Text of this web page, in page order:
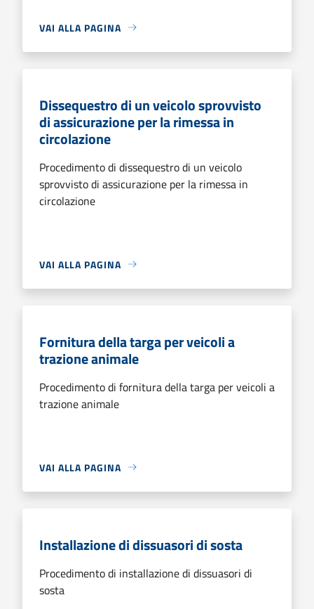
VAI ALLA PAGINA
Dissequestro di un veicolo sprovvisto
di assicurazione per la rimessa in
circolazione
Procedimento di dissequestro di un veicolo
sprovvisto di assicurazione per la rimessa in
circolazione
VAI ALLA PAGINA
Fornitura della targa per veicoli a
trazione animale
Procedimento di fornitura della targa per veicoli a
trazione animale
VAI ALLA PAGINA
Installazione di dissuasori di sosta
Procedimento di installazione di dissuasori di
sosta